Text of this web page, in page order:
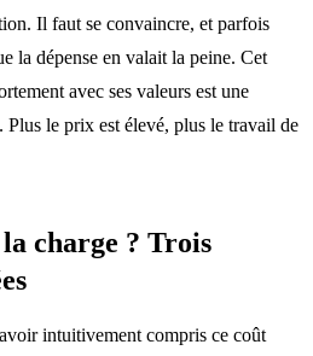
Il faut se convaincre, et parfois
la dépense en valait la peine. Cet
avec ses valeurs est une
Plus le prix est élevé, plus le travail de
charge ? Trois
intuitivement compris ce coût